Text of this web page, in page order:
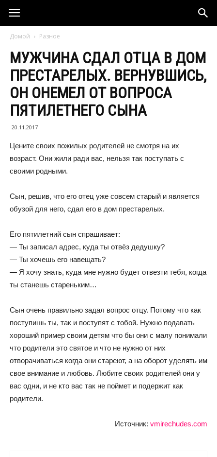
Домой Разное
МУЖЧИНА СДАЛ ОТЦА В ДОМ
ПРЕСТАРЕЛЫХ. ВЕРНУВШИСЬ,
ОН ОНЕМЕЛ ОТ ВОПРОСА
ПЯТИЛЕТНЕГО СЫНА
20.11.2017
Цените своих пожилых родителей не смотря на их
возраст. Они жили ради вас, нельзя так поступать с
своими родными.
Сын, решив, что его отец уже совсем старый и является
обузой для него, сдал его в дом престарелых.
Его пятилетний сын спрашивает:
— Ты записал адрес, куда ты отвёз дедушку?
— Ты хочешь его навещать?
— Я хочу знать, куда мне нужно будет отвезти тебя, когда
ты станешь стареньким…
Сын очень правильно задал вопрос отцу. Потому что как
поступишь ты, так и поступят с тобой. Нужно подавать
хороший пример своим детям что бы они с малу понимали
что родители это святое и что не нужно от них
отворачиваться когда они стареют, а на оборот уделять им
свое внимание и любовь. Любите своих родителей они у
вас одни, и не кто вас так не поймет и подержит как
родители.
Источник: vmirechudes.com